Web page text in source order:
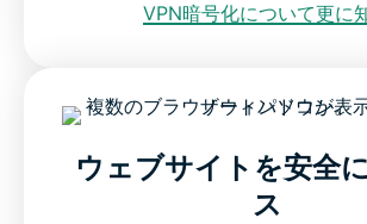
VPN暗号化について更に
ウェブサイトを安全
ス